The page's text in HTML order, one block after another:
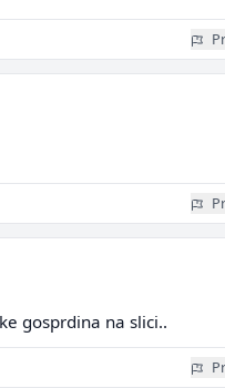
gosprdina na slici..